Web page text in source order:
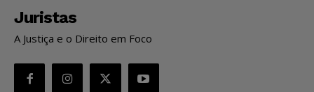
Juristas
A Justiça e o Direito em Foco